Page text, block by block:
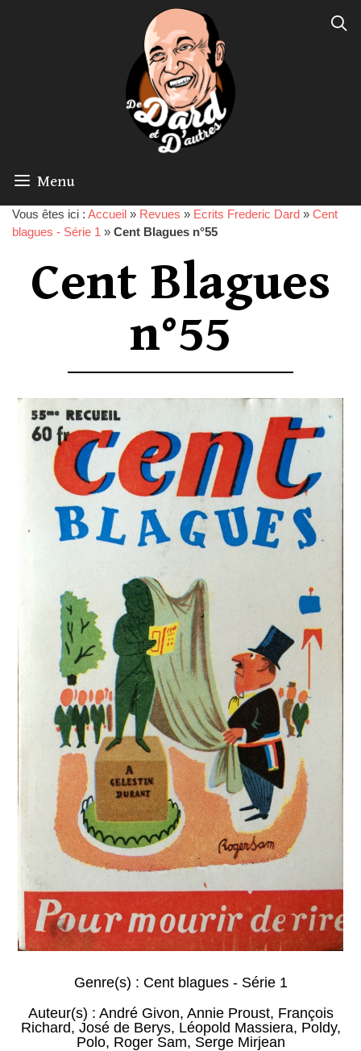
Menu
Vous êtes ici : Accueil » Revues » Ecrits Frederic Dard » Cent
blagues - Série 1 » Cent Blagues n°55
Cent Blagues
n°55
Genre(s) : Cent blagues - Série 1
Auteur(s) : André Givon, Annie Proust, François
Richard, José de Berys, Léopold Massiera, Poldy,
Polo, Roger Sam, Serge Mirjean